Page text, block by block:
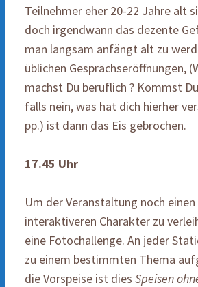
Teilnehmer eher 20-22 Jahre alt
doch irgendwann das dezente
man langsam anfängt alt zu
üblichen Gesprächseröffnungen,
machst Du beruflich ? Kommst
falls nein, was hat dich hierher
pp.) ist dann das Eis gebrochen.
17.45 Uhr
Um der Veranstaltung noch
interaktiveren Charakter zu
eine Fotochallenge. An jeder
zu einem bestimmten Thema
die Vorspeise ist dies Speisen